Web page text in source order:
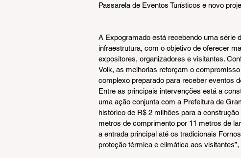
Passarela de Eventos Turísticos e novo
A Expogramado está recebendo uma série
infraestrutura, com o objetivo de oferecer
expositores, organizadores e visitantes.
Volk, as melhorias reforçam o
complexo preparado para receber eventos
Entre as principais intervenções está a
uma ação conjunta com a Prefeitura de
histórico de R$ 2 milhões para a
metros de comprimento por 11 metros de
a entrada principal até os tradicionais
proteção térmica e climática aos